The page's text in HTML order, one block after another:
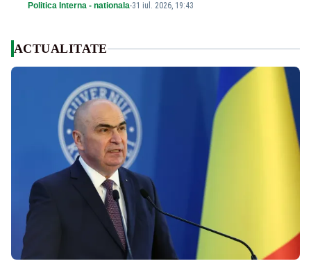
Politica Interna - nationala-31 iul. 2026, 19:43
ACTUALITATE